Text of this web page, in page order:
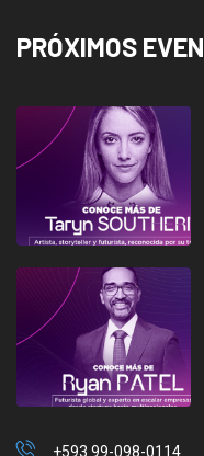
PRÓXIMOS
+593 99-098-0114